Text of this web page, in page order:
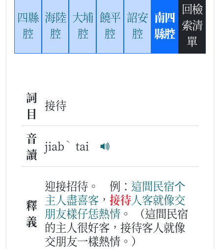
四縣
腔
海陸
腔
大埔
腔
饒平
腔
詔安
腔
南四
縣腔
回檢
索清
單
詞
目
接待
音
讀
jiab ˋ tai
釋
義
迎接招待。 例： 這間民宿个
主人盡喜客 ， 接待人客就像交
朋友樣仔恁熱情 。
（這間民宿
的主人很好客，接待客人就像
交朋友一樣熱情。）